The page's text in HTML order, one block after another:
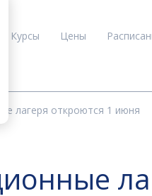
Курсы Цены
лагеря откроются 1 июня